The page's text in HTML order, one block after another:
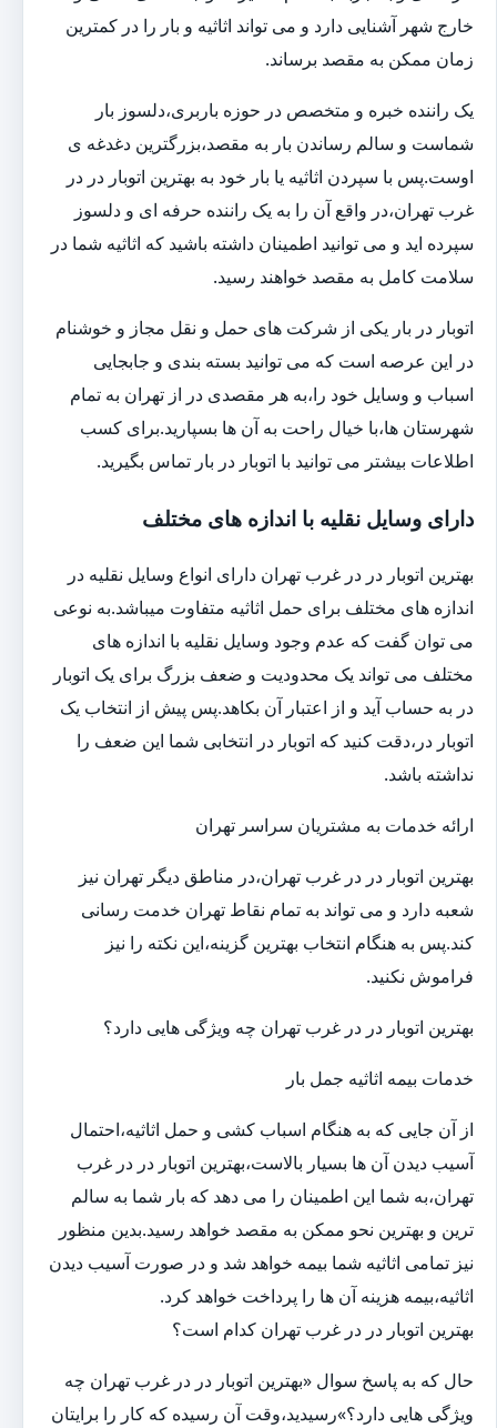
خارج شهر آشنایی دارد و می تواند اثاثیه و بار را در کمترین
زمان ممکن به مقصد برساند.
یک راننده خبره و متخصص در حوزه باربری،دلسوز بار
شماست و سالم رساندن بار به مقصد،بزرگترین دغدغه ی
اوست.پس با سپردن اثاثیه یا بار خود به بهترین اتوبار در در
غرب تهران،در واقع آن را به یک راننده حرفه ای و دلسوز
سپرده اید و می توانید اطمینان داشته باشید که اثاثیه شما در
سلامت کامل به مقصد خواهند رسید.
اتوبار در بار یکی از شرکت های حمل و نقل مجاز و خوشنام
در این عرصه است که می توانید بسته بندی و جابجایی
اسباب و وسایل خود را،به هر مقصدی در از تهران به تمام
شهرستان ها،با خیال راحت به آن ها بسپارید.برای کسب
اطلاعات بیشتر می توانید با اتوبار در بار تماس بگیرید.
دارای وسایل نقلیه با اندازه های مختلف
بهترین اتوبار در در غرب تهران دارای انواع وسایل نقلیه در
اندازه های مختلف برای حمل اثاثیه متفاوت می‎باشد.به نوعی
می توان گفت که عدم وجود وسایل نقلیه با اندازه های
مختلف می تواند یک محدودیت و ضعف بزرگ برای یک اتوبار
در به حساب آید و از اعتبار آن بکاهد.پس پیش از انتخاب یک
اتوبار در،دقت کنید که اتوبار در انتخابی شما این ضعف را
نداشته باشد.
ارائه خدمات به مشتریان سراسر تهران
بهترین اتوبار در در غرب تهران،در مناطق دیگر تهران نیز
شعبه دارد و می تواند به تمام نقاط تهران خدمت رسانی
کند.پس به هنگام انتخاب بهترین گزینه،این نکته را نیز
فراموش نکنید.
بهترین اتوبار در در غرب تهران چه ویژگی هایی دارد؟
خدمات بیمه اثاثیه جمل بار
از آن جایی که به هنگام اسباب کشی و حمل اثاثیه،احتمال
آسیب دیدن آن ها بسیار بالاست،بهترین اتوبار در در غرب
تهران،به شما این اطمینان را می دهد که بار شما به سالم
ترین و بهترین نحو ممکن به مقصد خواهد رسید.بدین منظور
نیز تمامی اثاثیه شما بیمه خواهد شد و در صورت آسیب دیدن
اثاثیه،بیمه هزینه آن ها را پرداخت خواهد کرد.
بهترین اتوبار در در غرب تهران کدام است؟
حال که به پاسخ سوال «بهترین اتوبار در در غرب تهران چه
ویژگی هایی دارد؟»رسیدید،وقت آن رسیده که کار را برایتان